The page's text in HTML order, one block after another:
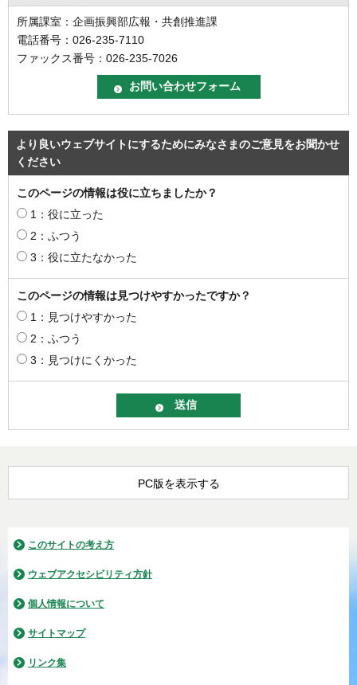
所属課室：企画振興部広報・共創推進課
電話番号：026-235-7110
ファックス番号：026-235-7026
より良いウェブサイトにするためにみなさまのご意見をお聞かせ
ください
このページの情報は役に立ちましたか？
1：役に立った
2：ふつう
3：役に立たなかった
このページの情報は見つけやすかったですか？
1：見つけやすかった
2：ふつう
3：見つけにくかった
PC版を表示する
このサイトの考え方
ウェブアクセシビリティ方針
個人情報について
サイトマップ
リンク集